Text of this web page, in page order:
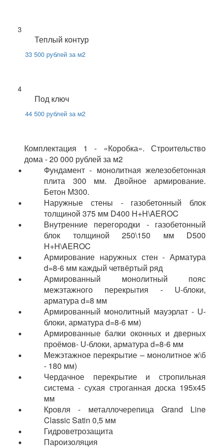
3
Теплый контур
33 500 рублей за м2
4
Под ключ
44 500 рублей за м2
Комплектация 1 - «Коробка». Строительство
дома - 20 000 рублей за м2
Фундамент - монолитная железобетонная
плита 300 мм. Двойное армирование.
Бетон М300.
Наружные стены - газобетонный блок
толщиной 375 мм D400 H+H\AEROC
Внутренние перегородки - газобетонный
блок толщиной 250\150 мм D500
H+H\AEROC
Армирование наружных стен - Арматура
d=8-6 мм каждый четвёртый ряд
Армированный монолитный пояс
межэтажного перекрытия - U-блоки,
арматура d=8 мм
Армированный монолитный мауэрлат - U-
блоки, арматура d=8-6 мм)
Армированные балки оконных и дверных
проёмов- U-блоки, арматура d=8-6 мм
Межэтажное перекрытие – монолитное ж\б
- 180 мм)
Чердачное перекрытие и стропильная
система - сухая строганная доска 195х45
мм
Кровля - металлочерепица Grand Line
Classic Satin 0,5 мм
Гидроветрозащита
Пароизоляция